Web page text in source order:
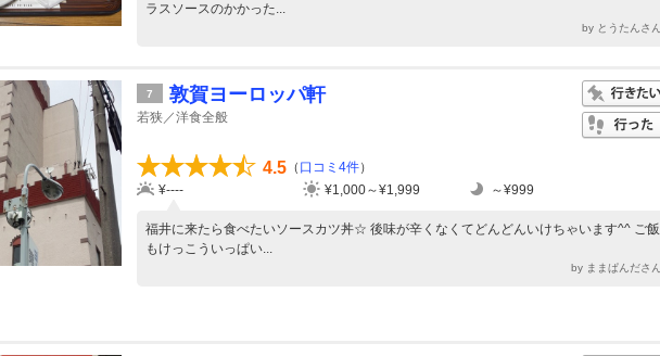
ラスソースのかかった...
by とうたんさん
7 敦賀ヨーロッパ軒
若狭／洋食全般
4.5 （ 口コミ4件）
¥----
¥1,000～¥1,999 ～¥999
福井に来たら食べたいソースカツ丼☆ 後味が辛くなくてどんどんいけちゃいます^^ ご飯
もけっこういっぱい...
by ままぱんださん